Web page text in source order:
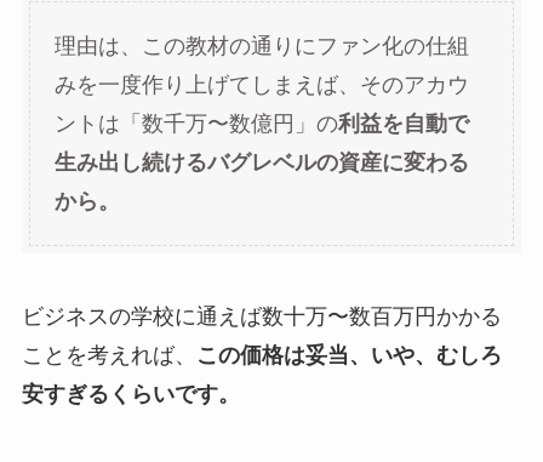
理由は、この教材の通りにファン化の仕組
みを一度作り上げてしまえば、そのアカウ
ントは「数千万〜数億円」の利益を自動で
生み出し続けるバグレベルの資産に変わる
から。
ビジネスの学校に通えば数十万〜数百万円かかる
ことを考えれば、
この価格は妥当、いや、むしろ
安すぎるくらいです。